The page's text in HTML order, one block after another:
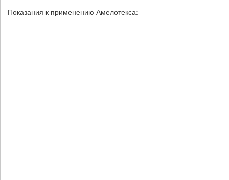
Показания к применению Амелотекса: